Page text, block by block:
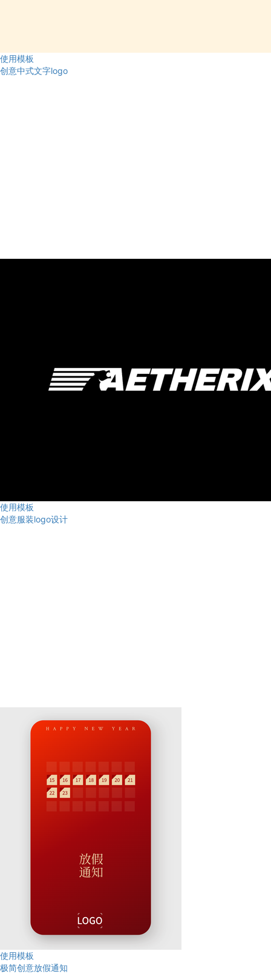
使用模板
创意中式文字logo
使用模板
创意服装logo设计
使用模板
极简创意放假通知